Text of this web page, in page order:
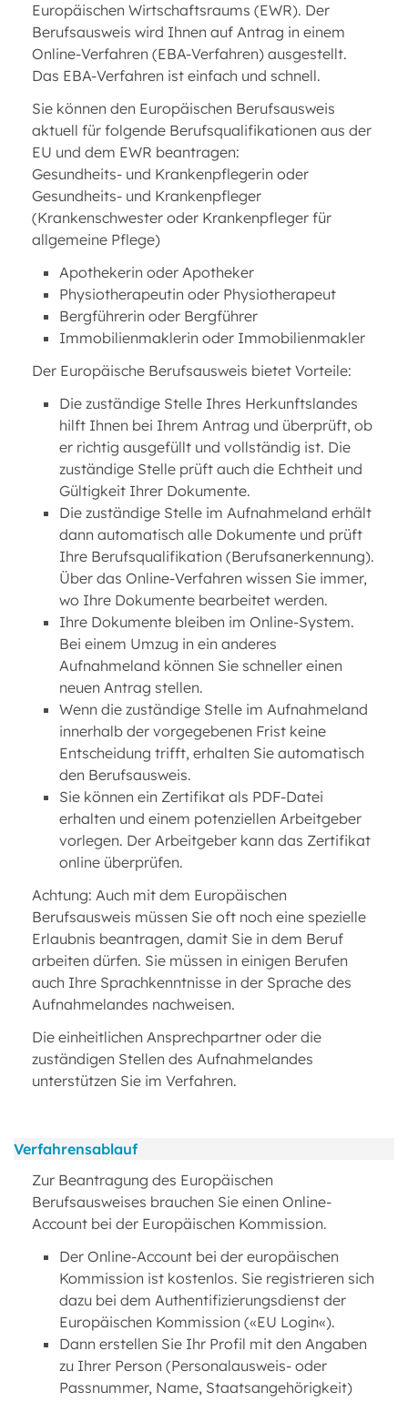
Europäischen Wirtschaftsraums (EWR). Der
Berufsausweis wird Ihnen auf Antrag in einem
Online-Verfahren (EBA-Verfahren) ausgestellt.
Das EBA-Verfahren ist einfach und schnell.
Sie können den Europäischen Berufsausweis
aktuell für folgende Berufsqualifikationen aus der
EU und dem EWR beantragen:
Gesundheits- und Krankenpflegerin oder
Gesundheits- und Krankenpfleger
(Krankenschwester oder Krankenpfleger für
allgemeine Pflege)
Apothekerin oder Apotheker
Physiotherapeutin oder Physiotherapeut
Bergführerin oder Bergführer
Immobilienmaklerin oder Immobilienmakler
Der Europäische Berufsausweis bietet Vorteile:
Die zuständige Stelle Ihres Herkunftslandes
hilft Ihnen bei Ihrem Antrag und überprüft, ob
er richtig ausgefüllt und vollständig ist. Die
zuständige Stelle prüft auch die Echtheit und
Gültigkeit Ihrer Dokumente.
Die zuständige Stelle im Aufnahmeland erhält
dann automatisch alle Dokumente und prüft
Ihre Berufsqualifikation (Berufsanerkennung).
Über das Online-Verfahren wissen Sie immer,
wo Ihre Dokumente bearbeitet werden.
Ihre Dokumente bleiben im Online-System.
Bei einem Umzug in ein anderes
Aufnahmeland können Sie schneller einen
neuen Antrag stellen.
Wenn die zuständige Stelle im Aufnahmeland
innerhalb der vorgegebenen Frist keine
Entscheidung trifft, erhalten Sie automatisch
den Berufsausweis.
Sie können ein Zertifikat als PDF-Datei
erhalten und einem potenziellen Arbeitgeber
vorlegen. Der Arbeitgeber kann das Zertifikat
online überprüfen.
Achtung: Auch mit dem Europäischen
Berufsausweis müssen Sie oft noch eine spezielle
Erlaubnis beantragen, damit Sie in dem Beruf
arbeiten dürfen. Sie müssen in einigen Berufen
auch Ihre Sprachkenntnisse in der Sprache des
Aufnahmelandes nachweisen.
Die einheitlichen Ansprechpartner oder die
zuständigen Stellen des Aufnahmelandes
unterstützen Sie im Verfahren.
Verfahrensablauf
Zur Beantragung des Europäischen
Berufsausweises brauchen Sie einen Online-
Account bei der Europäischen Kommission.
Der Online-Account bei der europäischen
Kommission ist kostenlos. Sie registrieren sich
dazu bei dem Authentifizierungsdienst der
Europäischen Kommission («EU Login«).
Dann erstellen Sie Ihr Profil mit den Angaben
zu Ihrer Person (Personalausweis- oder
Passnummer, Name, Staatsangehörigkeit)